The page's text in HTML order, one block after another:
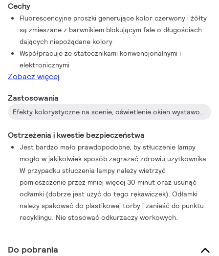
Cechy
Fluorescencyjne proszki generujące kolor czerwony i żółty
są zmieszane z barwnikiem blokującym fale o długościach
dających niepożądane kolory
Współpracuje ze statecznikami konwencjonalnymi i
elektronicznymi
Zobacz więcej
Zastosowania
Efekty kolorystyczne na scenie, oświetlenie okien wystawowych, oświetlenie uroczystości, barów, sal tanecznych itp.
Ostrzeżenia i kwestie bezpieczeństwa
Jest bardzo mało prawdopodobne, by stłuczenie lampy
mogło w jakikolwiek sposób zagrażać zdrowiu użytkownika.
W przypadku stłuczenia lampy należy wietrzyć
pomieszczenie przez mniej więcej 30 minut oraz usunąć
odłamki (dobrze jest użyć do tego rękawiczek). Odłamki
należy spakować do plastikowej torby i zanieść do punktu
recyklingu. Nie stosować odkurzaczy workowych.
Do pobrania